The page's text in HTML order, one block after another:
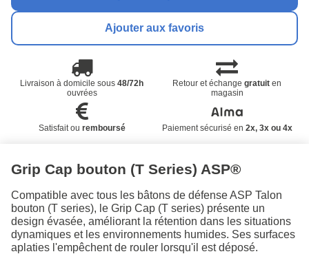
Ajouter aux favoris
Livraison à domicile sous48/72h
ouvrées
Retour et échangegratuit en
magasin
Satisfait ou remboursé Paiement sécurisé en 2x, 3x ou 4x
Grip Cap bouton (T Series) ASP®
Compatible avec tous les bâtons de défense ASP Talon
bouton (T series), le Grip Cap (T series) présente un
design évasée, améliorant la rétention dans les situations
dynamiques et les environnements humides. Ses surfaces
aplaties l'empêchent de rouler lorsqu'il est déposé.